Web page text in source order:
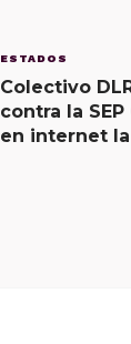
ESTADOS
Colectivo
contra la
en internet la